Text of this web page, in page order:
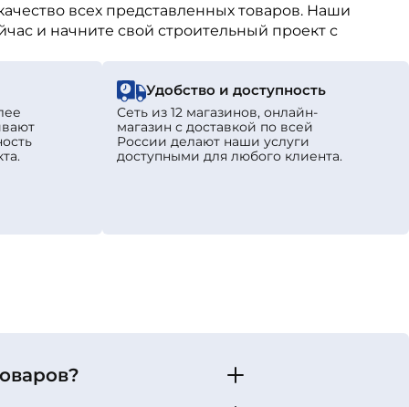
всех представленных товаров. Наши
и начните свой строительный проект с
Удобство и доступность
Сеть из 12 магазинов, онлайн-
магазин с доставкой по всей
России делают наши услуги
доступными для любого клиента.